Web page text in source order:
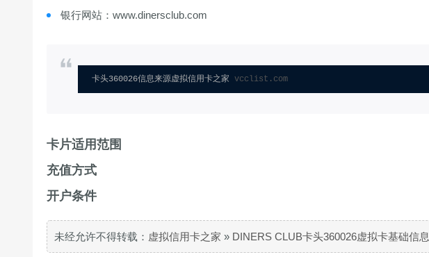
银行网站：www.dinersclub.com
卡头360026信息来源虚拟信用卡之家 vcclist.com
卡片适用范围
充值方式
开户条件
未经允许不得转载： 虚拟信用卡之家 » DINERS CLUB卡头360026虚拟卡基础信息